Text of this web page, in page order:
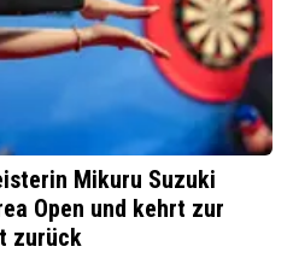
Mikuru Suzuki
Open und kehrt zur
zurück